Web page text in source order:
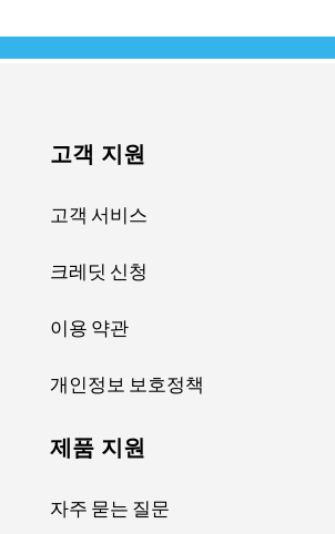
고객 지원
고객 서비스
크레딧 신청
이용 약관
개인정보 보호정책
제품 지원
자주 묻는 질문